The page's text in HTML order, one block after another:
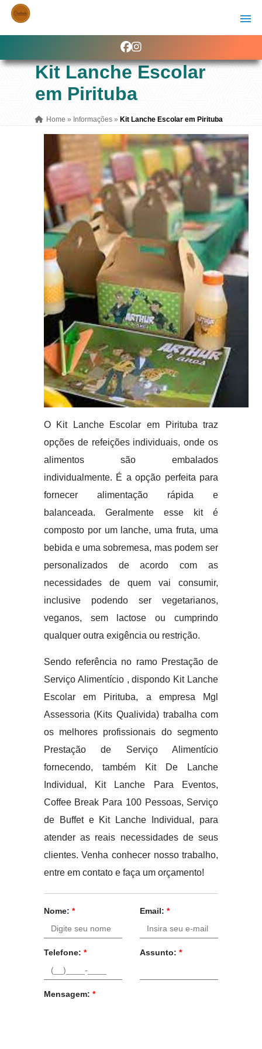
Kit Lanche Escolar
em Pirituba
Home » Informações » Kit Lanche Escolar em Pirituba
O Kit Lanche Escolar em Pirituba traz
opções de refeições individuais, onde os
alimentos são embalados
individualmente. É a opção perfeita para
fornecer alimentação rápida e
balanceada. Geralmente esse kit é
composto por um lanche, uma fruta, uma
bebida e uma sobremesa, mas podem ser
personalizados de acordo com as
necessidades de quem vai consumir,
inclusive podendo ser vegetarianos,
veganos, sem lactose ou cumprindo
qualquer outra exigência ou restrição.
Sendo referência no ramo Prestação de
Serviço Alimentício , dispondo Kit Lanche
Escolar em Pirituba, a empresa Mgl
Assessoria (Kits Qualivida) trabalha com
os melhores profissionais do segmento
Prestação de Serviço Alimentício
fornecendo, também Kit De Lanche
Individual, Kit Lanche Para Eventos,
Coffee Break Para 100 Pessoas, Serviço
de Buffet e Kit Lanche Individual, para
atender as reais necessidades de seus
clientes. Venha conhecer nosso trabalho,
entre em contato e faça um orçamento!
Nome: * Email: *
Telefone: * Assunto: *
Mensagem: *